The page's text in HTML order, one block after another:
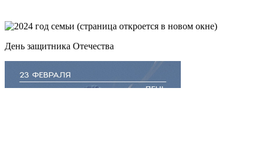
День защитника Отечества